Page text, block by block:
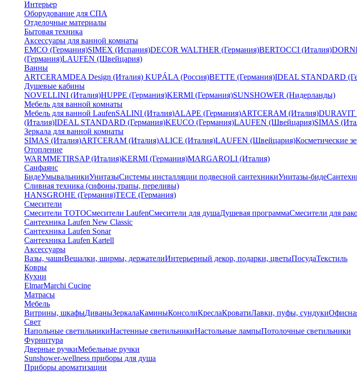
Интерьер
Оборудование для СПА
Отделочные материалы
Бытовая техника
Аксессуары для ванной комнаты
EMCO (Германия)SIMEX (Испания)DECOR WALTHER (Германия)BERTOCCI (Италия)
(Германия)LAUFEN (Швейцария)
Ванны
ARTCERAMDEA Design (Италия) KUPÁLA (Россия)BETTE (Германия)IDEAL STANDARD
Душевые кабины
NOVELLINI (Италия)HUPPE (Германия)KERMI (Германия)SUNSHOWER (Нидерланды)
Мебель для ванной комнаты
Мебель для ванной LaufenSALINI (Италия)ALAPE (Германия)ARTCERAM (Италия)DURAVIT
(Италия)IDEAL STANDARD (Германия)KEUCO (Германия)LAUFEN (Швейцария)SIMAS
Зеркала для ванной комнаты
SIMAS (Италия)ARTCERAM (Италия)ALICE (Италия)LAUFEN (Швейцария)Косметические
Отопление
WARMMETIRSAP (Италия)KERMI (Германия)MARGAROLI (Италия)
Санфаянс
БидеУмывальникиУнитазыСистемы инсталляции подвесной сантехникиУнитазы-биде
Сливная техника (сифоны,трапы, переливы)
HANSGROHE (Германия)TECE (Германия)
Смесители
Смесители TOTOСмесители LaufenСмесители для душаДушевая программаСмесители для
Сантехника Laufen New Classic
Сантехника Laufen Sonar
Сантехника Laufen Kartell
Аксессуары
Вазы, чашиВешалки, ширмы, держателиИнтерьерный декор, подарки, цветыПосудаТекстиль
Ковры
Кухни
ElmarMarchi Cucine
Матрасы
Мебель
Витрины, шкафыДиваныЗеркалаКаминыКонсолиКреслаКроватиЛавки, пуфы, сундуки
Свет
Напольные светильникиНастенные светильникиНастольные лампыПотолочные светильники
Фурнитура
Дверные ручкиМебельные ручки
Sunshower-wellness приборы для душа
Приборы ароматизации